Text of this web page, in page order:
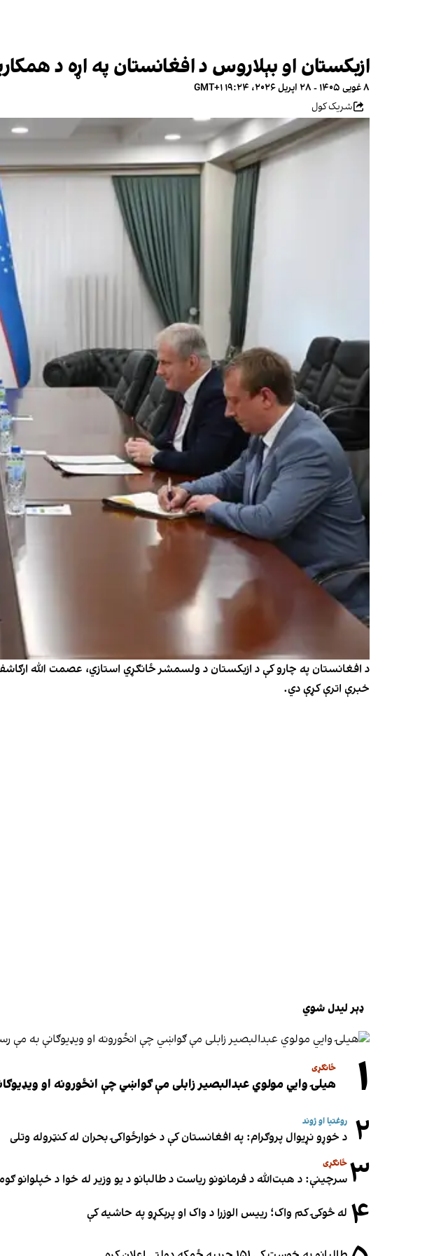
ازبکستان او بېلاروس د افغانستان په اړه د
۸ غویی ۱۴۰۵ - ۲۸ اپریل ۲۰۲۶، ۱۹:۲۴ GMT+۱
شریک کول
د افغانستان په چارو کې د ازبکستان د ولسمشر ځانګړي استازي، عصمت الله ارګاشف
خبرې اترې کړې دي.
ډېر لیدل شوي
۱ ځانګړی
هیلۍ وایي مولوي عبدالبصیر زابلی مې ګواښي چې انځورونه او
۲ روغتیا او ژوند
د خوړو نړیوال پروګرام: په افغانستان کې د خوارځواکۍ بحران له کنټروله وتلی
۳ ځانګړی
سرچینې: د هبت‌الله د فرمانونو ریاست د طالبانو د یو وزیر له خوا د خپلوانو
۴ له څوکۍ کم واک؛ رییس الوزرا د واک او پرېکړو په حاشیه کې